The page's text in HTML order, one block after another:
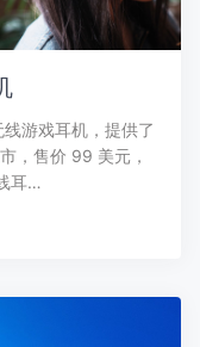
游戏耳机，提供了
，售价 99 美元，
耳…